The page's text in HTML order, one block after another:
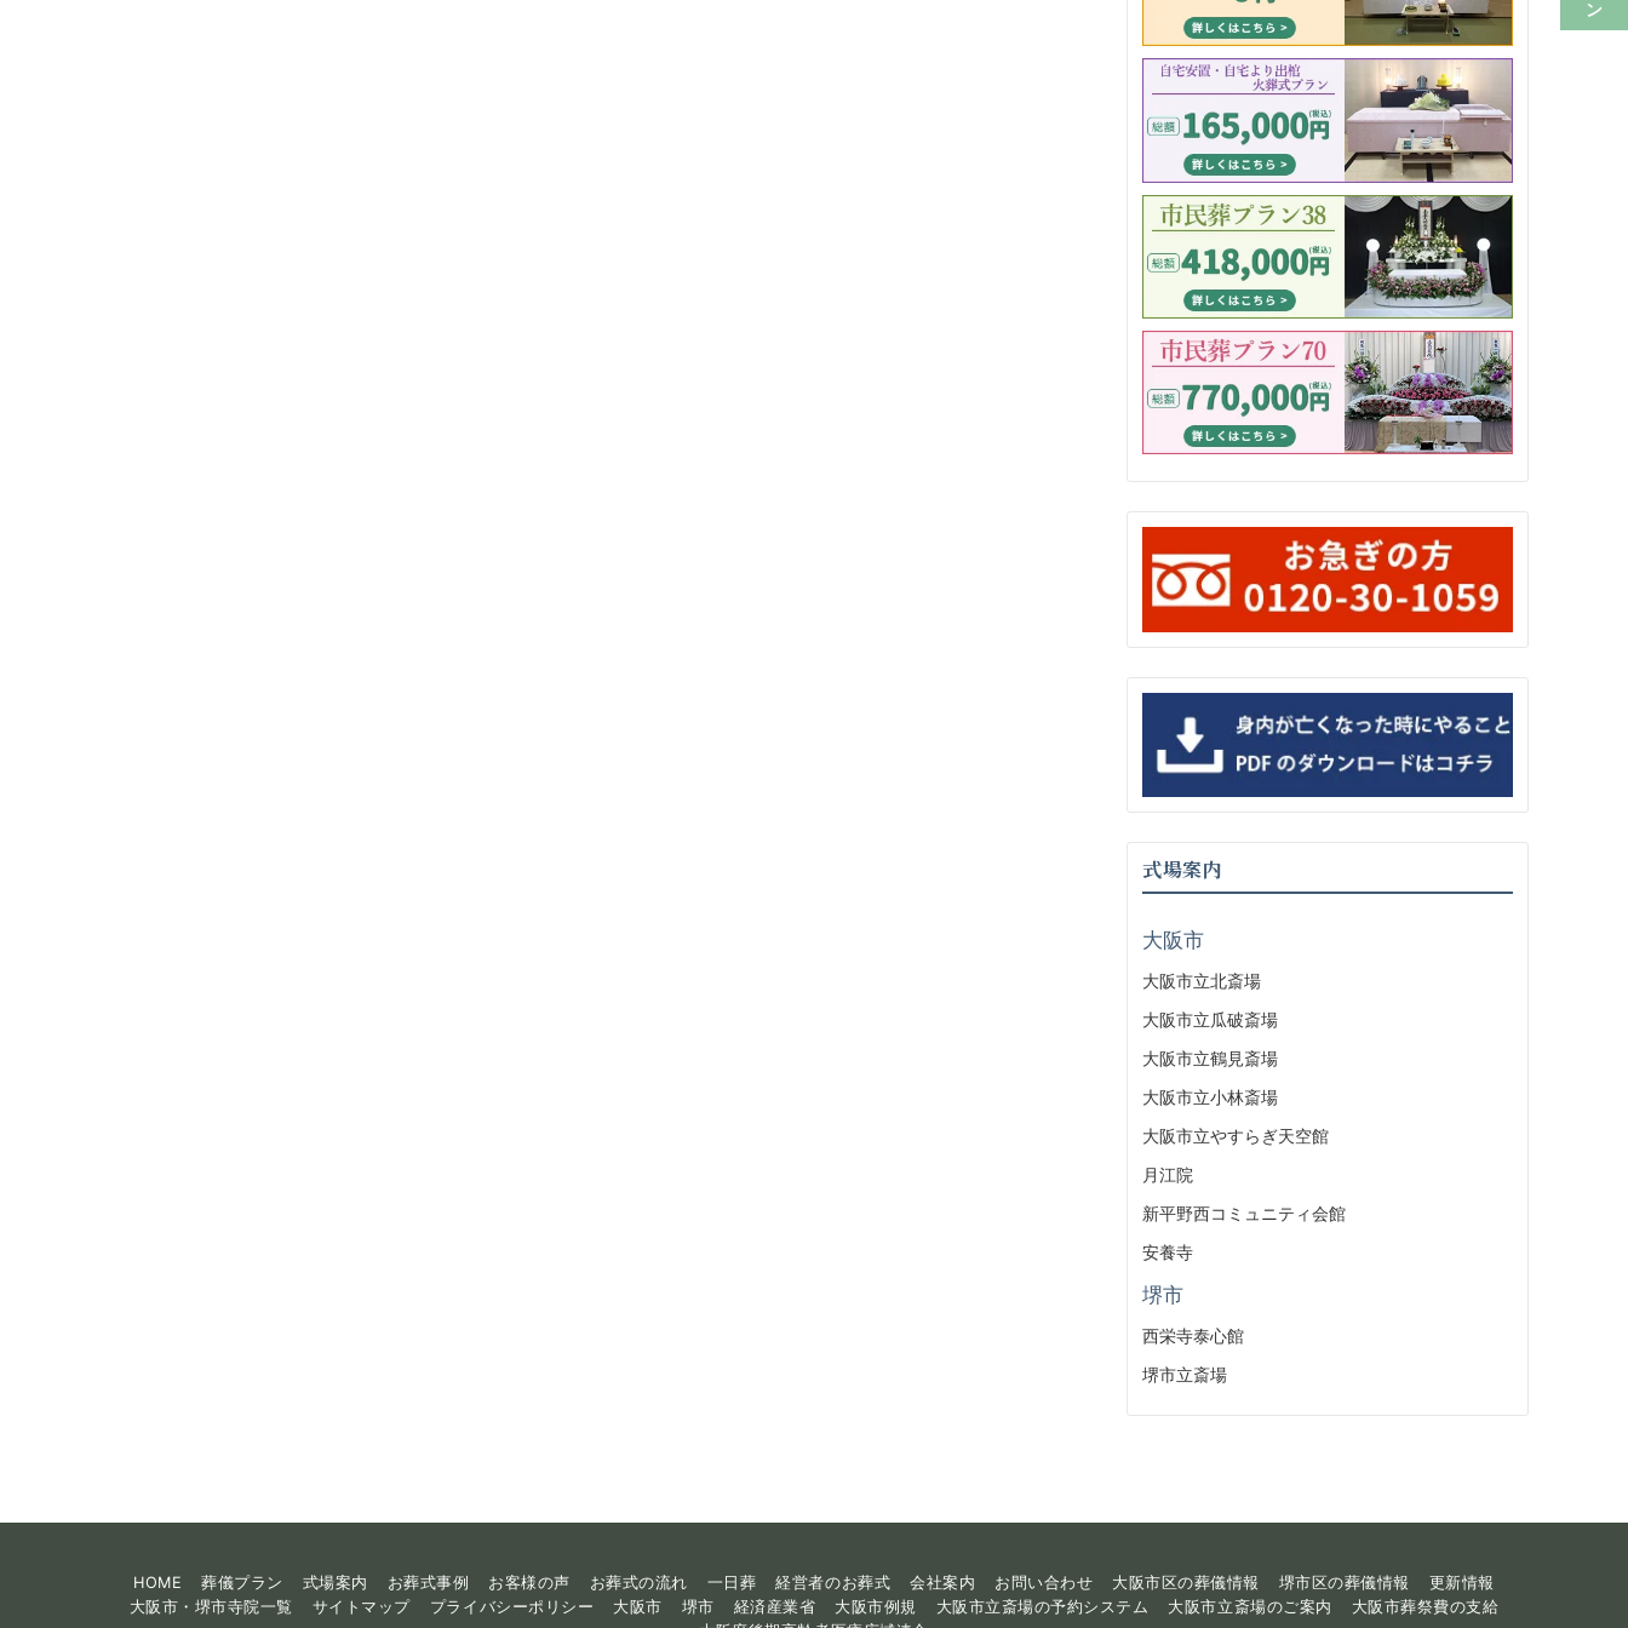
式場案内
大阪市
大阪市立北斎場
大阪市立瓜破斎場
大阪市立鶴見斎場
大阪市立小林斎場
大阪市立やすらぎ天空館
月江院
新平野西コミュニティ会館
安養寺
堺市
西栄寺泰心館
堺市立斎場
HOME 葬儀プラン 式場案内 お葬式事例 お客様の声 お葬式の流れ 一日葬 経営者のお葬式 会社案内 お問い合わせ 大阪市区の葬儀情報 堺市区の葬儀情報
更新情報
大阪市・堺市寺院一覧
サイトマップ プライバシーポリシー 大阪市 堺市 経済産業省 大阪市例規 大阪市立斎場の予約システム 大阪市立斎場のご案内
大阪市葬祭費の支給